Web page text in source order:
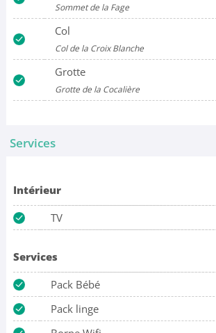
Sommet de la Fage
Col
Col de la Croix Blanche
Grotte
Grotte de la Cocalière
Services
Intérieur
TV
Services
Pack Bébé
Pack linge